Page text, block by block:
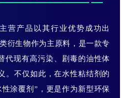
营产品以其行业优势成功出
衍生物作为主原料，是一款专
代现有高污染、剧毒的油性体
。不仅如此，在水性粘结剂的
涂覆剂”，更是作为新型环保